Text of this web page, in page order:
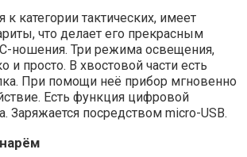
к категории тактических, имеет
что делает его прекрасным
ношения. Три режима освещения,
и просто. В хвостовой части есть
При помощи неё прибор мгновенно
Есть функция цифровой
Заряжается посредством micro-USB.